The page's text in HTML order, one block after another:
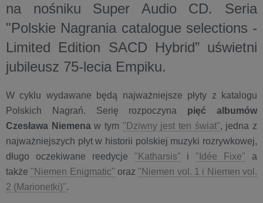
na nośniku Super Audio CD. Seria
"Polskie Nagrania catalogue selections -
Limited Edition SACD Hybrid” uświetni
jubileusz 75-lecia Empiku.
W cyklu wydawane będą najważniejsze płyty z katalogu
Polskich Nagrań. Serię rozpoczyna pięć albumów
Czesława Niemenaw tym "Dziwny jest ten świat", jedna z
najważniejszych płyt w historii polskiej muzyki rozrywkowej,
długo oczekiwane reedycje "Katharsis" i "Idée Fixe" a
także "Niemen Enigmatic" oraz "Niemen vol. 1 i Niemen vol.
2 (Marionetki)"​.